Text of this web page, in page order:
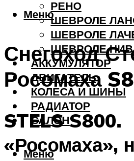
РЕНО
ШЕВРОЛЕ
ШЕВРОЛЕ
ШЕВРОЛЕ
АККУМУЛЯТОР
ДВИГАТЕЛЬ
КОЛЕСА И ШИНЫ
РАДИАТОР
САЛОН
Меню
Меню
Снегоход
Росомаха
STELS S800.
«Росомаха»,